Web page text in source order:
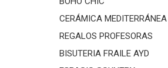
CERÁMICA MEDITERRÁNEA
REGALOS PROFESORAS
BISUTERIA FRAILE AYD